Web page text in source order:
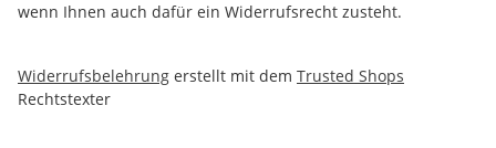
wenn Ihnen auch dafür ein Widerrufsrecht zusteht.
Widerrufsbelehrung erstellt mit dem Trusted Shops
Rechtstexter